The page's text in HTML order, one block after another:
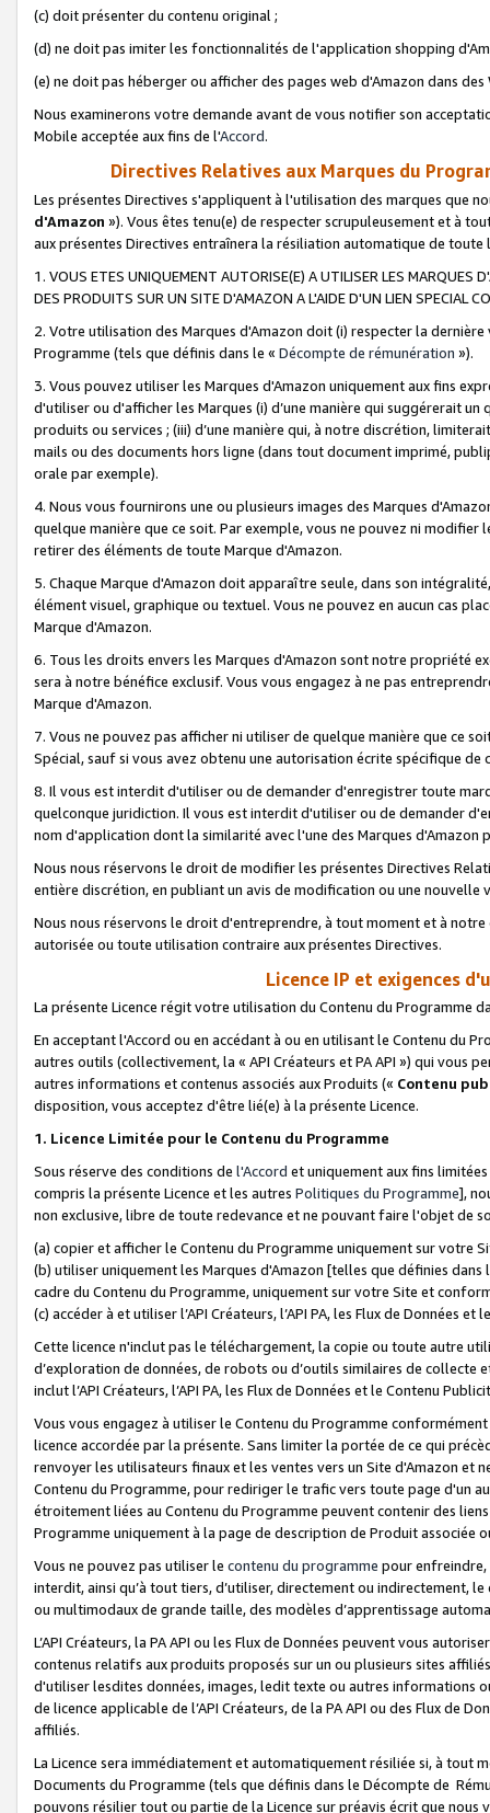
(c) doit présenter du contenu original ;
(d) ne doit pas imiter les fonctionnalités de l'application shopping
(e) ne doit pas héberger ou afficher des pages web d'Amazon dans
Nous examinerons votre demande avant de vous notifier son
Mobile acceptée aux fins de l'Accord.
Directives Relatives aux Marques du
Les présentes Directives s'appliquent à l'utilisation des marques que
d'Amazon »). Vous êtes tenu(e) de respecter scrupuleusement et à
aux présentes Directives entraînera la résiliation automatique de
1. VOUS ETES UNIQUEMENT AUTORISE(E) A UTILISER LES MARQUES
DES PRODUITS SUR UN SITE D'AMAZON A L'AIDE D'UN LIEN SPECIAL
2. Votre utilisation des Marques d'Amazon doit (i) respecter la
Programme (tels que définis dans le « Décompte de rémunération »).
3. Vous pouvez utiliser les Marques d'Amazon uniquement aux fins
d'utiliser ou d'afficher les Marques (i) d’une manière qui suggérerait
produits ou services ; (iii) d’une manière qui, à notre discrétion,
mails ou des documents hors ligne (dans tout document imprimé,
orale par exemple).
4. Nous vous fournirons une ou plusieurs images des Marques
quelque manière que ce soit. Par exemple, vous ne pouvez ni
retirer des éléments de toute Marque d'Amazon.
5. Chaque Marque d'Amazon doit apparaître seule, dans son
élément visuel, graphique ou textuel. Vous ne pouvez en aucun cas
Marque d'Amazon.
6. Tous les droits envers les Marques d'Amazon sont notre propriété
sera à notre bénéfice exclusif. Vous vous engagez à ne pas
Marque d'Amazon.
7. Vous ne pouvez pas afficher ni utiliser de quelque manière que ce
Spécial, sauf si vous avez obtenu une autorisation écrite spécifique de
8. Il vous est interdit d'utiliser ou de demander d'enregistrer toute
quelconque juridiction. Il vous est interdit d'utiliser ou de demander
nom d'application dont la similarité avec l'une des Marques
Nous nous réservons le droit de modifier les présentes Directives
entière discrétion, en publiant un avis de modification ou une nouvelle
Nous nous réservons le droit d'entreprendre, à tout moment et à
autorisée ou toute utilisation contraire aux présentes Directives.
Licence IP et exigences
La présente Licence régit votre utilisation du Contenu du Programme
En acceptant l'Accord ou en accédant à ou en utilisant le Contenu du
autres outils (collectivement, la « API Créateurs et PA API ») qui vous
autres informations et contenus associés aux Produits (« Contenu
disposition, vous acceptez d'être lié(e) à la présente Licence.
1. Licence Limitée pour le Contenu du Programme
Sous réserve des conditions de l'Accord et uniquement aux fins
compris la présente Licence et les autres Politiques du Programme],
non exclusive, libre de toute redevance et ne pouvant faire l'objet de
(a) copier et afficher le Contenu du Programme uniquement sur votre
(b) utiliser uniquement les Marques d'Amazon [telles que définies dans
cadre du Contenu du Programme, uniquement sur votre Site et
(c) accéder à et utiliser l’API Créateurs, l’API PA, les Flux de Données
Cette licence n'inclut pas le téléchargement, la copie ou toute autre
d’exploration de données, de robots ou d’outils similaires de
inclut l’API Créateurs, l’API PA, les Flux de Données et le Contenu
Vous vous engagez à utiliser le Contenu du Programme
licence accordée par la présente. Sans limiter la portée de ce qui
renvoyer les utilisateurs finaux et les ventes vers un Site d'Amazon et
Contenu du Programme, pour rediriger le trafic vers toute page d'un
étroitement liées au Contenu du Programme peuvent contenir des
Programme uniquement à la page de description de Produit associée
Vous ne pouvez pas utiliser le contenu du programme pour
interdit, ainsi qu’à tout tiers, d’utiliser, directement ou indirectement,
ou multimodaux de grande taille, des modèles d’apprentissage
L’API Créateurs, la PA API ou les Flux de Données peuvent vous
contenus relatifs aux produits proposés sur un ou plusieurs sites
d'utiliser lesdites données, images, ledit texte ou autres informations
de licence applicable de l’API Créateurs, de la PA API ou des Flux de
affiliés.
La Licence sera immédiatement et automatiquement résiliée si, à
Documents du Programme (tels que définis dans le Décompte de
pouvons résilier tout ou partie de la Licence sur préavis écrit que